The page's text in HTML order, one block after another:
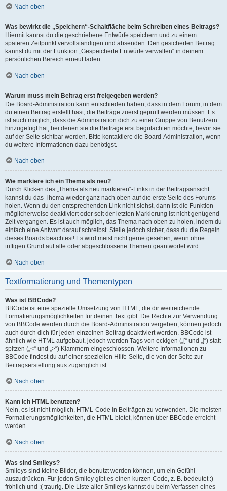
Nach oben
Was bewirkt die „Speichern“-Schaltfläche beim Schreiben eines Beitrags?
Hiermit kannst du die geschriebene Entwürfe speichern und zu einem
späteren Zeitpunkt vervollständigen und absenden. Den gesicherten Beitrag
kannst du mit der Funktion „Gespeicherte Entwürfe verwalten“ in deinem
persönlichen Bereich erneut laden.
Nach oben
Warum muss mein Beitrag erst freigegeben werden?
Die Board-Administration kann entschieden haben, dass in dem Forum, in dem
du einen Beitrag erstellt hast, die Beiträge zuerst geprüft werden müssen. Es
ist auch möglich, dass die Administration dich zu einer Gruppe von Benutzern
hinzugefügt hat, bei denen sie die Beiträge erst begutachten möchte, bevor sie
auf der Seite sichtbar werden. Bitte kontaktiere die Board-Administration, wenn
du weitere Informationen dazu benötigst.
Nach oben
Wie markiere ich ein Thema als neu?
Durch Klicken des „Thema als neu markieren“-Links in der Beitragsansicht
kannst du das Thema wieder ganz nach oben auf die erste Seite des Forums
holen. Wenn du den entsprechenden Link nicht siehst, dann ist die Funktion
möglicherweise deaktiviert oder seit der letzten Markierung ist nicht genügend
Zeit vergangen. Es ist auch möglich, das Thema nach oben zu holen, indem du
einfach eine Antwort darauf schreibst. Stelle jedoch sicher, dass du die Regeln
dieses Boards beachtest! Es wird meist nicht gerne gesehen, wenn ohne
triftigen Grund auf alte oder abgeschlossene Themen geantwortet wird.
Nach oben
Textformatierung und Thementypen
Was ist BBCode?
BBCode ist eine spezielle Umsetzung von HTML, die dir weitreichende
Formatierungsmöglichkeiten für deinen Text gibt. Die Rechte zur Verwendung
von BBCode werden durch die Board-Administration vergeben, können jedoch
auch durch dich für jeden einzelnen Beitrag deaktiviert werden. BBCode ist
ähnlich wie HTML aufgebaut, jedoch werden Tags von eckigen („[“ und „]“) statt
spitzen („<“ und „>“) Klammern eingeschlossen. Weitere Informationen zu
BBCode findest du auf einer speziellen Hilfe-Seite, die von der Seite zur
Beitragserstellung aus zugänglich ist.
Nach oben
Kann ich HTML benutzen?
Nein, es ist nicht möglich, HTML-Code in Beiträgen zu verwenden. Die meisten
Formatierungsmöglichkeiten, die HTML bietet, können über BBCode erreicht
werden.
Nach oben
Was sind Smileys?
Smileys sind kleine Bilder, die benutzt werden können, um ein Gefühl
auszudrücken. Für jeden Smiley gibt es einen kurzen Code, z. B. bedeutet :)
fröhlich und :( traurig. Die Liste aller Smileys kannst du beim Verfassen eines